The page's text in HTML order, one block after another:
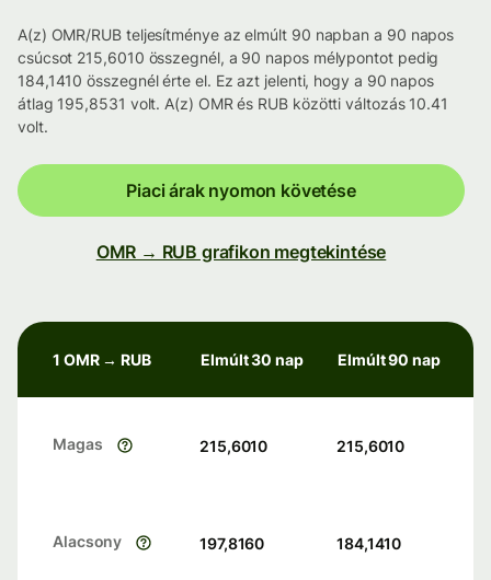
A(z) OMR/RUB teljesítménye az elmúlt 90 napban a 90 napos
csúcsot 215,6010 összegnél, a 90 napos mélypontot pedig
184,1410 összegnél érte el. Ez azt jelenti, hogy a 90 napos
átlag 195,8531 volt. A(z) OMR és RUB közötti változás 10.41
volt.
Piaci árak nyomon követése
OMR → RUB grafikon megtekintése
1 OMR → RUB Elmúlt 30 nap Elmúlt 90 nap
Magas 215,6010 215,6010
Alacsony 197,8160 184,1410